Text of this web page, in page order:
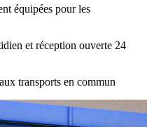
équipées pour les
et réception ouverte 24
transports en commun